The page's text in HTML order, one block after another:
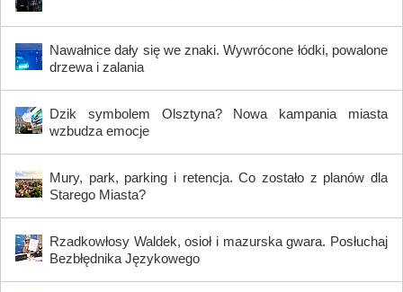
Nawałnice dały się we znaki. Wywrócone łódki, powalone
drzewa i zalania
Dzik symbolem Olsztyna? Nowa kampania miasta
wzbudza emocje
Mury, park, parking i retencja. Co zostało z planów dla
Starego Miasta?
Rzadkowłosy Waldek, osioł i mazurska gwara. Posłuchaj
Bezbłędnika Językowego